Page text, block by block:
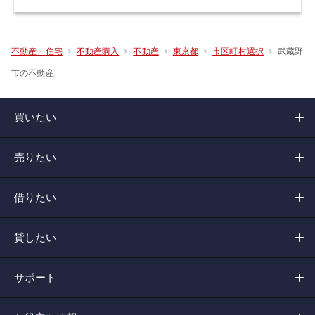
不動産・住宅 不動産購入 不動産 東京都 市区町村選択 武蔵野
市の不動産
買いたい
売りたい
借りたい
貸したい
サポート